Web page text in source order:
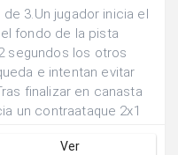
3.Un jugador inicia el
fondo de la pista
segundos los otros
e intentan evitar
finalizar en canasta
un contraataque 2x1
Ver